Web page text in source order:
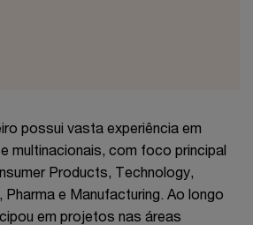
possui vasta experiência em
multinacionais, com foco principal
Products, Technology,
Pharma e Manufacturing. Ao longo
em projetos nas áreas